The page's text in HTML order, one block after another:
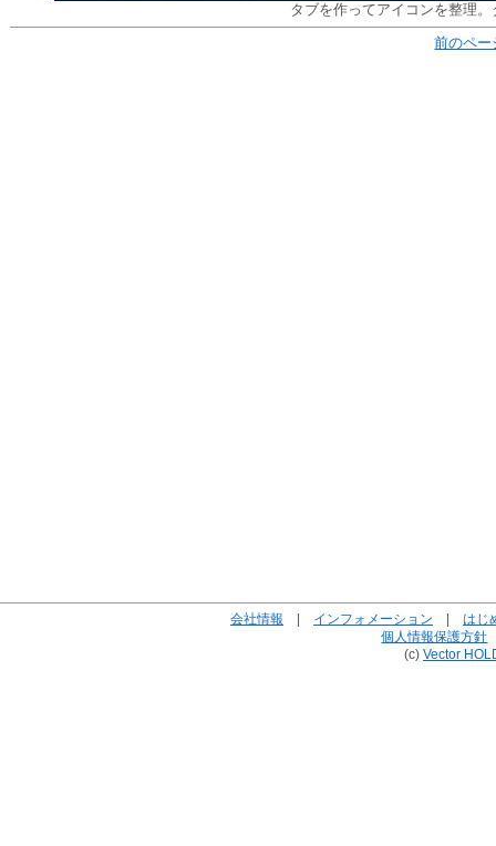
タブを作ってアイコンを整理
前のペー
会社情報 | インフォメーション | はじ
個人情報保護方針
(c) Vector